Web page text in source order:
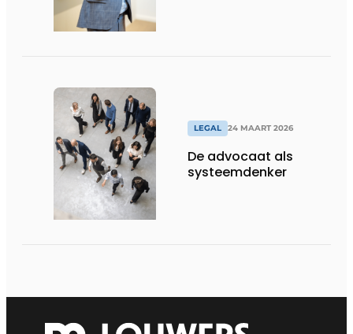
LEGAL 24 MAART 2026
De advocaat als
systeemdenker